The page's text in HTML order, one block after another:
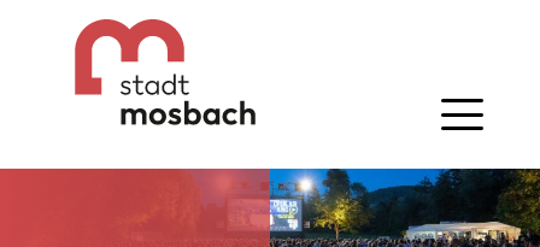
Gehe zum Navigationsbereich
Gehe zum Inhalt